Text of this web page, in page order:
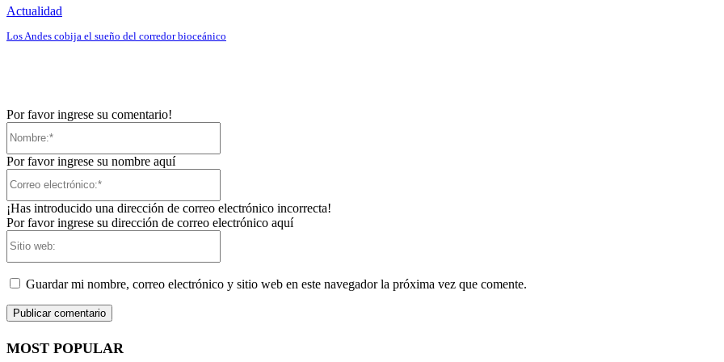
Actualidad
Los Andes cobija el sueño del corredor bioceánico
Por favor ingrese su comentario!
Por favor ingrese su nombre aquí
¡Has introducido una dirección de correo electrónico incorrecta!
Por favor ingrese su dirección de correo electrónico aquí
Guardar mi nombre, correo electrónico y sitio web en este navegador la próxima vez que comente.
MOST POPULAR